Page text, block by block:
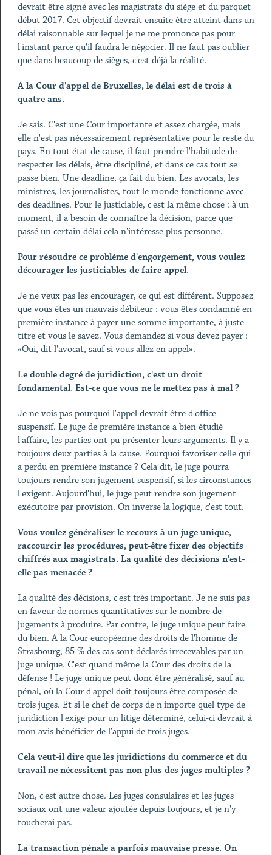
devrait être signé avec les magistrats du siège et du parquet
début 2017. Cet objectif devrait ensuite être atteint dans un
délai raisonnable sur lequel je ne me prononce pas pour
l'instant parce qu'il faudra le négocier. Il ne faut pas oublier
que dans beaucoup de sièges, c'est déjà la réalité.
A la Cour d'appel de Bruxelles, le délai est de trois à
quatre ans.
Je sais. C'est une Cour importante et assez chargée, mais
elle n'est pas nécessairement représentative pour le reste du
pays. En tout état de cause, il faut prendre l'habitude de
respecter les délais, être discipliné, et dans ce cas tout se
passe bien. Une deadline, ça fait du bien. Les avocats, les
ministres, les journalistes, tout le monde fonctionne avec
des deadlines. Pour le justiciable, c'est la même chose : à un
moment, il a besoin de connaître la décision, parce que
passé un certain délai cela n'intéresse plus personne.
Pour résoudre ce problème d'engorgement, vous voulez
décourager les justiciables de faire appel.
Je ne veux pas les encourager, ce qui est différent. Supposez
que vous êtes un mauvais débiteur : vous êtes condamné en
première instance à payer une somme importante, à juste
titre et vous le savez. Vous demandez si vous devez payer :
«Oui, dit l'avocat, sauf si vous allez en appel».
Le double degré de juridiction, c'est un droit
fondamental. Est-ce que vous ne le mettez pas à mal ?
Je ne vois pas pourquoi l'appel devrait être d'office
suspensif. Le juge de première instance a bien étudié
l'affaire, les parties ont pu présenter leurs arguments. Il y a
toujours deux parties à la cause. Pourquoi favoriser celle qui
a perdu en première instance ? Cela dit, le juge pourra
toujours rendre son jugement suspensif, si les circonstances
l'exigent. Aujourd'hui, le juge peut rendre son jugement
exécutoire par provision. On inverse la logique, c'est tout.
Vous voulez généraliser le recours à un juge unique,
raccourcir les procédures, peut-être fixer des objectifs
chiffrés aux magistrats. La qualité des décisions n'est-
elle pas menacée ?
La qualité des décisions, c'est très important. Je ne suis pas
en faveur de normes quantitatives sur le nombre de
jugements à produire. Par contre, le juge unique peut faire
du bien. A la Cour européenne des droits de l'homme de
Strasbourg, 85 % des cas sont déclarés irrecevables par un
juge unique. C'est quand même la Cour des droits de la
défense ! Le juge unique peut donc être généralisé, sauf au
pénal, où la Cour d'appel doit toujours être composée de
trois juges. Et si le chef de corps de n'importe quel type de
juridiction l'exige pour un litige déterminé, celui-ci devrait à
mon avis bénéficier de l'appui de trois juges.
Cela veut-il dire que les juridictions du commerce et du
travail ne nécessitent pas non plus des juges multiples ?
Non, c'est autre chose. Les juges consulaires et les juges
sociaux ont une valeur ajoutée depuis toujours, et je n'y
toucherai pas.
La transaction pénale a parfois mauvaise presse. On